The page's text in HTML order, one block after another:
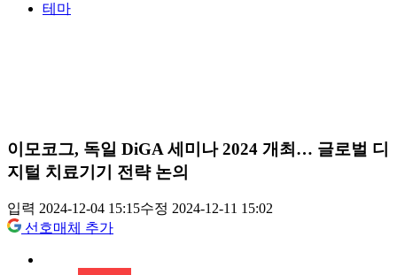
테마
이모코그, 독일 DiGA 세미나 2024 개최… 글로벌 디
지털 치료기기 전략 논의
입력 2024-12-04 15:15수정 2024-12-11 15:02
선호매체 추가